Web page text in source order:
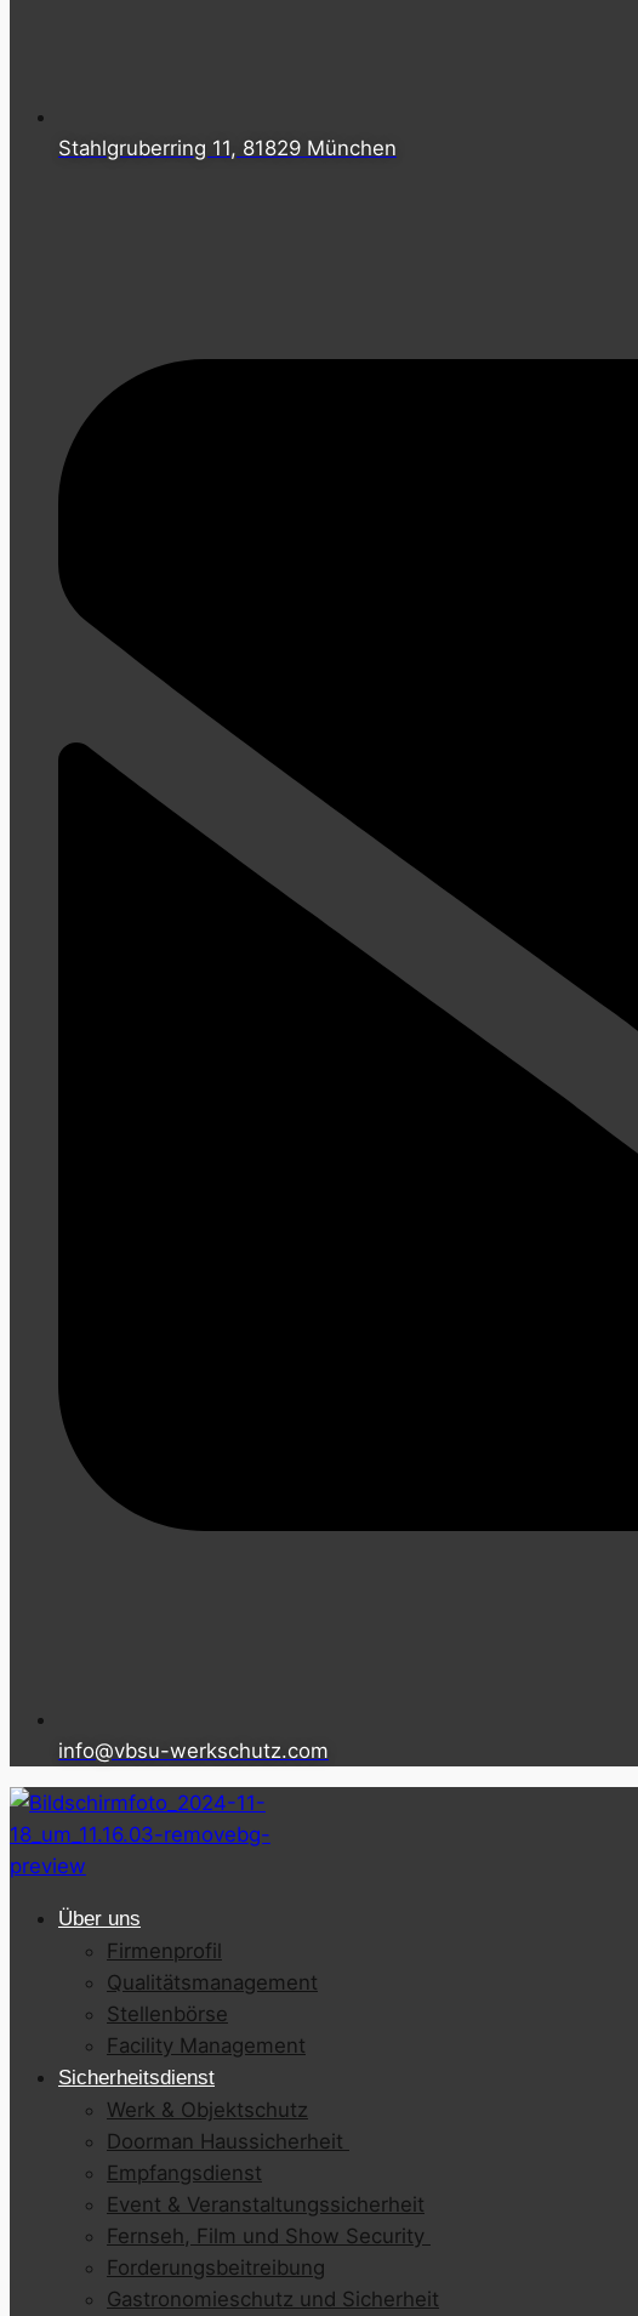
Stahlgruberring 11, 81829 München
info@vbsu-werkschutz.com
Über uns
Firmenprofil
Qualitätsmanagement
Stellenbörse
Facility Management
Sicherheitsdienst
Werk & Objektschutz
Doorman Haussicherheit
Empfangsdienst
Event & Veranstaltungssicherheit
Fernseh, Film und Show Security
Forderungsbeitreibung
Gastronomieschutz und Sicherheit